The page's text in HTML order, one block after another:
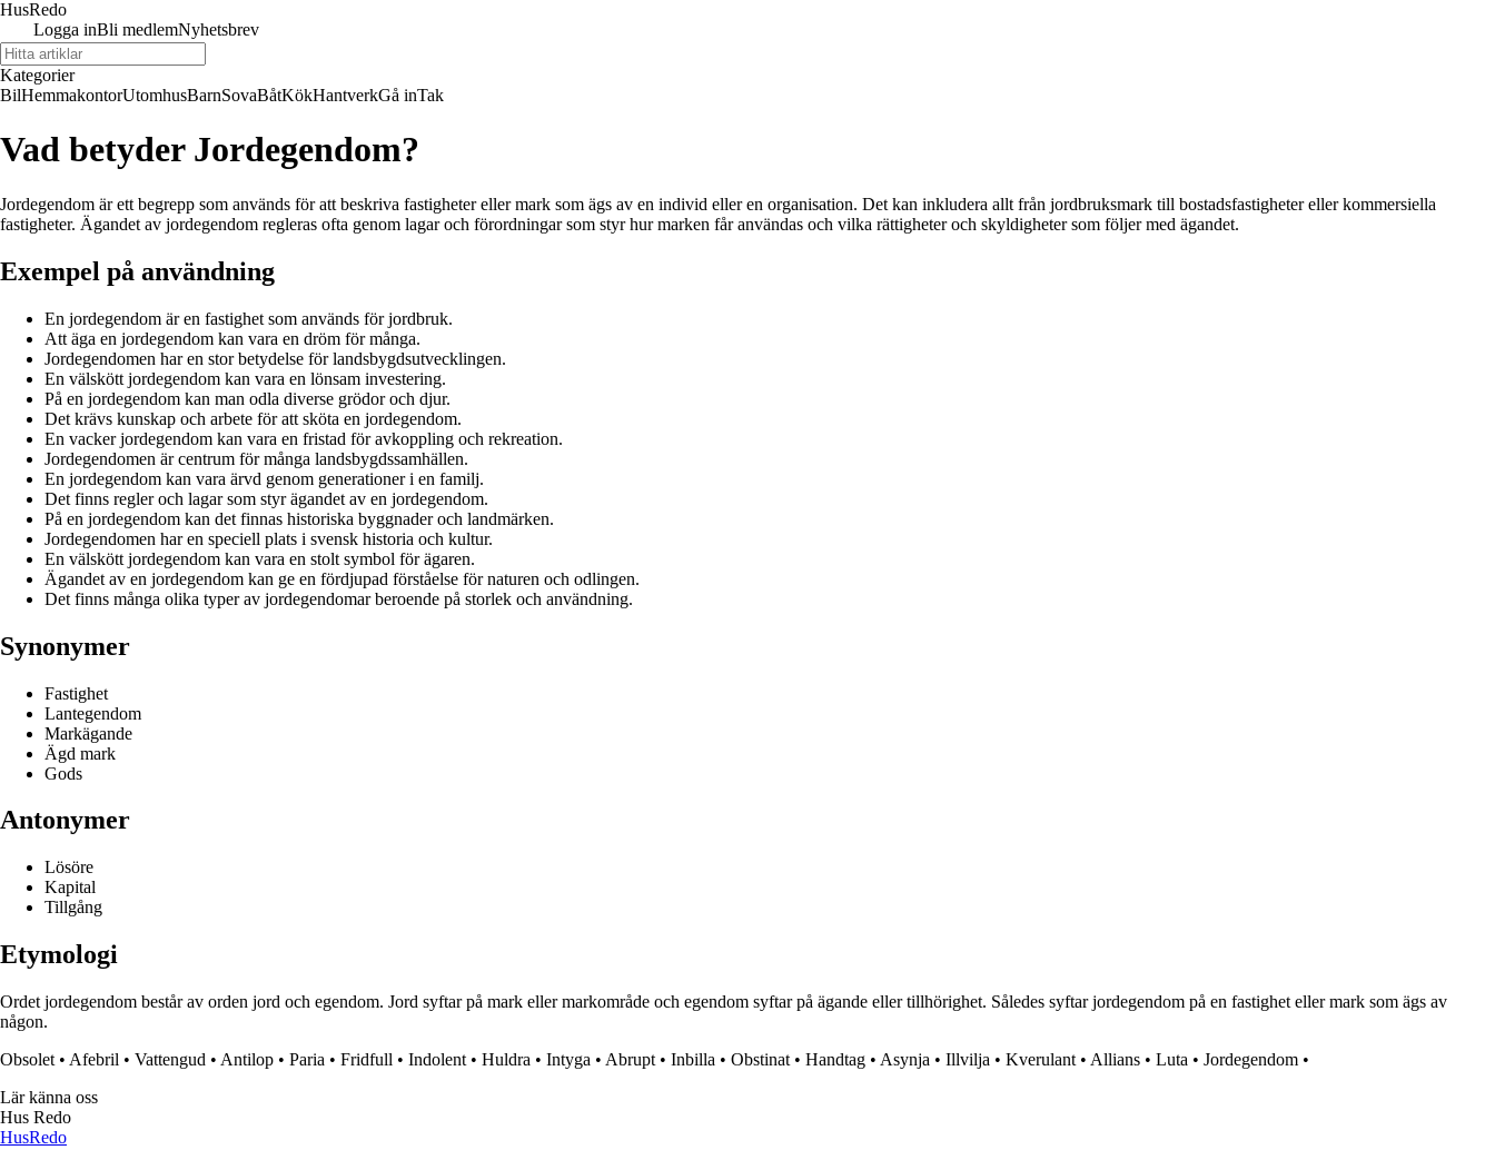
HusRedo
Logga inBli medlemNyhetsbrev
Kategorier
BilHemmakontorUtomhusBarnSovaBåtKökHantverkGå inTak
Vad betyder Jordegendom?
Jordegendom är ett begrepp som används för att beskriva fastigheter eller mark som ägs av en individ eller en organisation. Det kan inkludera allt från jordbruksmark till bostadsfastigheter eller kommersiella
fastigheter. Ägandet av jordegendom regleras ofta genom lagar och förordningar som styr hur marken får användas och vilka rättigheter och skyldigheter som följer med ägandet.
Exempel på användning
En jordegendom är en fastighet som används för jordbruk.
Att äga en jordegendom kan vara en dröm för många.
Jordegendomen har en stor betydelse för landsbygdsutvecklingen.
En välskött jordegendom kan vara en lönsam investering.
På en jordegendom kan man odla diverse grödor och djur.
Det krävs kunskap och arbete för att sköta en jordegendom.
En vacker jordegendom kan vara en fristad för avkoppling och rekreation.
Jordegendomen är centrum för många landsbygdssamhällen.
En jordegendom kan vara ärvd genom generationer i en familj.
Det finns regler och lagar som styr ägandet av en jordegendom.
På en jordegendom kan det finnas historiska byggnader och landmärken.
Jordegendomen har en speciell plats i svensk historia och kultur.
En välskött jordegendom kan vara en stolt symbol för ägaren.
Ägandet av en jordegendom kan ge en fördjupad förståelse för naturen och odlingen.
Det finns många olika typer av jordegendomar beroende på storlek och användning.
Synonymer
Fastighet
Lantegendom
Markägande
Ägd mark
Gods
Antonymer
Lösöre
Kapital
Tillgång
Etymologi
Ordet jordegendom består av orden jord och egendom. Jord syftar på mark eller markområde och egendom syftar på ägande eller tillhörighet. Således syftar jordegendom på en fastighet eller mark som ägs av
någon.
Obsolet • Afebril • Vattengud • Antilop • Paria • Fridfull • Indolent • Huldra • Intyga • Abrupt • Inbilla • Obstinat • Handtag • Asynja • Illvilja • Kverulant • Allians • Luta • Jordegendom •
Lär känna oss
Hus Redo
HusRedo